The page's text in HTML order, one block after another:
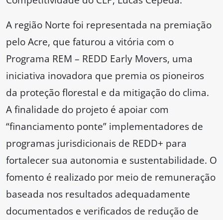
A região Norte foi representada na premiação
pelo Acre, que faturou a vitória com o
Programa REM – REDD Early Movers, uma
iniciativa inovadora que premia os pioneiros
da proteção florestal e da mitigação do clima.
A finalidade do projeto é apoiar com
“financiamento ponte” implementadores de
programas jurisdicionais de REDD+ para
fortalecer sua autonomia e sustentabilidade. O
fomento é realizado por meio de remuneração
baseada nos resultados adequadamente
documentados e verificados de redução de